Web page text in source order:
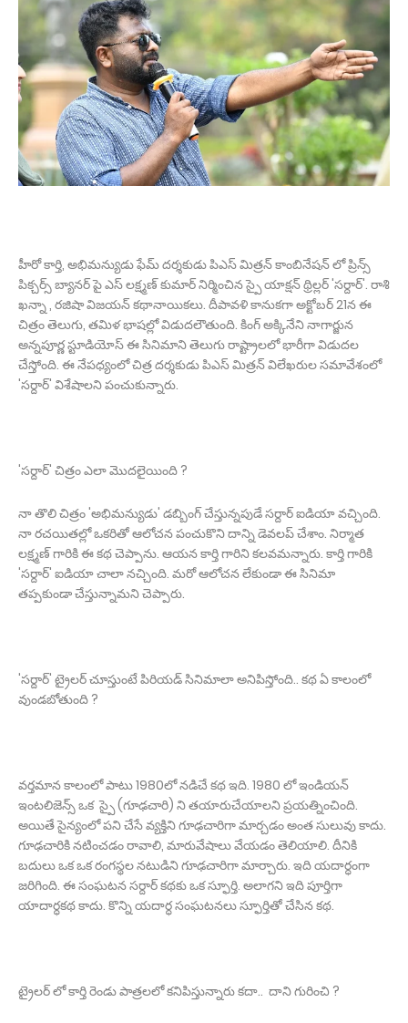
హీరో కార్తి, అభిమన్యుడు ఫేమ్ దర్శకుడు పిఎస్ మిత్రన్ కాంబినేషన్ లో ప్రిన్స్
పిక్చర్స్ బ్యానర్ పై ఎస్ లక్ష్మణ్ కుమార్ నిర్మించిన స్పై యాక్షన్ థ్రిల్లర్ 'సర్దార్'. రాశి
ఖన్నా , రజిషా విజయన్ కథానాయికలు. దీపావళి కానుకగా అక్టోబర్ 21న ఈ
చిత్రం తెలుగు, తమిళ భాషల్లో విడుదలౌతుంది. కింగ్ అక్కినేని నాగార్జున
అన్నపూర్ణ స్టూడియోస్ ఈ సినిమాని తెలుగు రాష్ట్రాలలో భారీగా విడుదల
చేస్తోంది. ఈ నేపధ్యంలో చిత్ర దర్శకుడు పిఎస్ మిత్రన్ విలేఖరుల సమావేశంలో
'సర్దార్' విశేషాలని పంచుకున్నారు.
'సర్దార్' చిత్రం ఎలా మొదలైయింది ?
నా తొలి చిత్రం 'అభిమన్యుడు' డబ్బింగ్ చేస్తున్నపుడే సర్దార్ ఐడియా వచ్చింది.
నా రచయితల్లో ఒకరితో ఆలోచన పంచుకొని దాన్ని డెవలప్ చేశాం. నిర్మాత
లక్ష్మణ్ గారికి ఈ కథ చెప్పాను. ఆయన కార్తి గారిని కలవమన్నారు. కార్తి గారికి
'సర్దార్' ఐడియా చాలా నచ్చింది. మరో ఆలోచన లేకుండా ఈ సినిమా
తప్పకుండా చేస్తున్నామని చెప్పారు.
'సర్దార్' ట్రైలర్ చూస్తుంటే పిరియడ్ సినిమాలా అనిపిస్తోంది.. కథ ఏ కాలంలో
వుండబోతుంది ?
వర్తమాన కాలంలో పాటు 1980లో నడిచే కథ ఇది. 1980 లో ఇండియన్
ఇంటలిజెన్స్ ఒక స్పై (గూఢచారి) ని తయారుచేయాలని ప్రయత్నించింది.
అయితే సైన్యంలో పని చేసే వ్యక్తిని గూఢచారిగా మార్చడం అంత సులువు కాదు.
గూఢచారికి నటించడం రావాలి, మారువేషాలు వేయడం తెలియాలి. దీనికి
బదులు ఒక ఒక రంగస్థల నటుడిని గూఢచారిగా మార్చారు. ఇది యదార్ధంగా
జరిగింది. ఈ సంఘటన సర్దార్ కథకు ఒక స్ఫూర్తి. అలాగని ఇది పూర్తిగా
యాదార్ధకథ కాదు. కొన్ని యదార్ధ సంఘటనలు స్ఫూర్తితో చేసిన కథ.
ట్రైలర్ లో కార్తి రెండు పాత్రలలో కనిపిస్తున్నారు కదా.. దాని గురించి ?